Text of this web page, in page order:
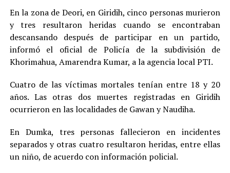
En la zona de Deori, en Giridih, cinco personas murieron
y tres resultaron heridas cuando se encontraban
descansando después de participar en un partido,
informó el oficial de Policía de la subdivisión de
Khorimahua, Amarendra Kumar, a la agencia local PTI.
Cuatro de las víctimas mortales tenían entre 18 y 20
años. Las otras dos muertes registradas en Giridih
ocurrieron en las localidades de Gawan y Naudiha.
En Dumka, tres personas fallecieron en incidentes
separados y otras cuatro resultaron heridas, entre ellas
un niño, de acuerdo con información policial.